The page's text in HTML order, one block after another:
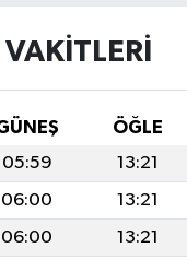
ÖĞLE
05:59
13:21
06:00
13:21
06:00
13:21